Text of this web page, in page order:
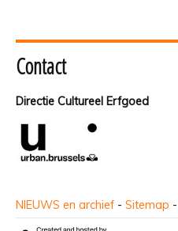
Contact
Directie Cultureel Erfgoed
NIEUWS en archief - Sitemap -